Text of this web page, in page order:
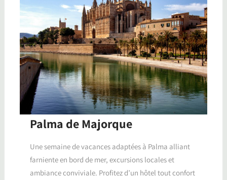
Palma de Majorque
Une semaine de vacances adaptées à Palma alliant
farniente en bord de mer, excursions locales et
ambiance conviviale. Profitez d’un hôtel tout confort